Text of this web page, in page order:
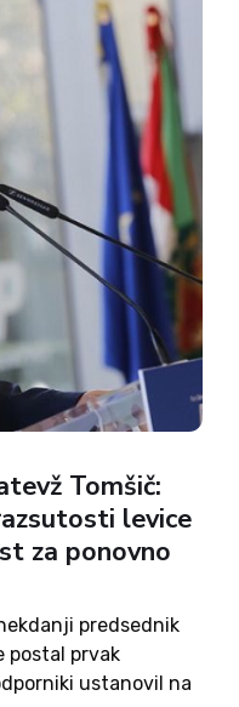
Tomšič:
levice
za ponovno
predsednik
postal prvak
ustanovil na